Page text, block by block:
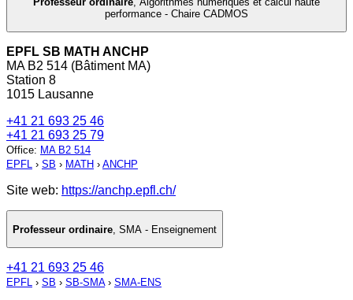
performance - Chaire CADMOS
EPFL SB MATH ANCHP
MA B2 514 (Bâtiment MA)
Station 8
1015 Lausanne
+41 21 693 25 46
+41 21 693 25 79
Office: MA B2 514
EPFL › SB › MATH › ANCHP
Site web: https://anchp.epfl.ch/
Professeur ordinaire SMA - Enseignement
+41 21 693 25 46
EPFL › SB › SB-SMA› SMA-ENS